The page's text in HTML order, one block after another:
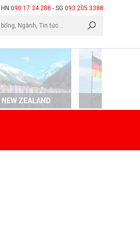
HN 090 17 34 288 - SG 093 205 3388
NEW ZEALAND